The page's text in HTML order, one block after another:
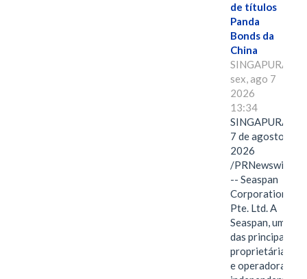
de títulos
Panda
Bonds da
China
SINGAPURA,
sex, ago 7
2026
13:34
SINGAPURA,
7 de agosto de
2026
/PRNewswire/
-- Seaspan
Corporation
Pte. Ltd. A
Seaspan, uma
das principais
proprietárias
e operadoras